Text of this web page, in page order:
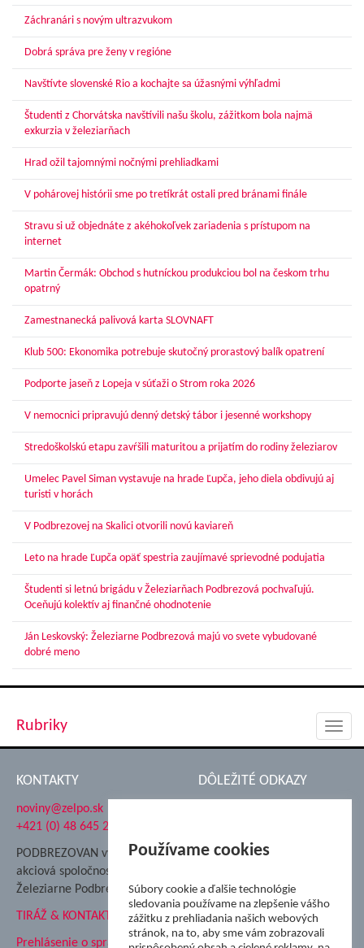
Záchranári s novým ultrazvukom
Dobrá správa pre ženy v regióne
Navštívte slovenské Rio a kochajte sa úžasnými výhľadmi
Študenti z Chorvátska navštívili našu školu, zážitkom bola najmä
exkurzia v železiarňach
Hrad ožil tajomnými nočnými prehliadkami
V pohárovej histórii sme po tretíkrát ostali pred bránami finále
Stravu si už objednáte z akéhokoľvek zariadenia s prístupom na
internet
Martin Čermák: Obchod s hutníckou produkciou bol na českom trhu
opatrný
Zamestnanecká palivová karta SLOVNAFT
Klub 500: Ekonomika potrebuje skutočný prorastový balík opatrení
Podporte jaseň z Lopeja v súťaži o Strom roka 2026
V nemocnici pripravujú denný detský tábor i jesenné workshopy
Stredoškolskú etapu zavŕšili maturitou a prijatím do rodiny železiarov
Umelec Pavel Siman vystavuje na hrade Ľupča, jeho diela obdivujú aj
turisti v horách
V Podbrezovej na Skalici otvorili novú kaviareň
Leto na hrade Ľupča opäť spestria zaujímavé sprievodné podujatia
Študenti si letnú brigádu v Železiarňach Podbrezová pochvaľujú.
Oceňujú kolektív aj finančné ohodnotenie
Ján Leskovský: Železiarne Podbrezová majú vo svete vybudované
dobré meno
Rubriky
KONTAKTY
noviny@zelpo.sk
+421 (0) 48 645 2711
PODBREZOVAN vydáva
akciová spoločnosť
Železiarne Podbrezová
TIRÁŽ & KONTAKT
Prehlásenie o spracovaní
DÔLEŽITÉ ODKAZY
Nadácia Železiarne
ŽP Informatika s.r.o.
ŠK Železiarne Podbrezová
Tále a.s.
Používame cookies
Súbory cookie a ďalšie technológie
sledovania používame na zlepšenie vášho
zážitku z prehliadania našich webových
stránok, na to, aby sme vám zobrazovali